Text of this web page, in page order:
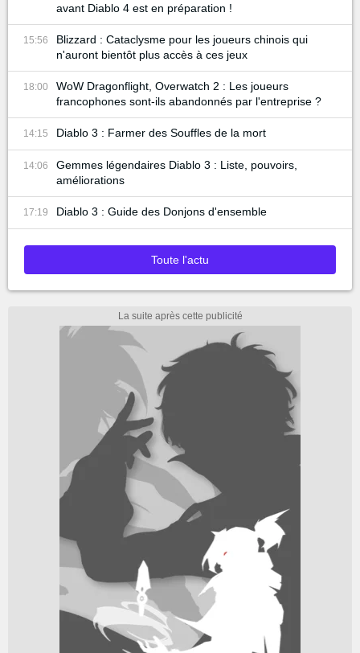
avant Diablo 4 est en préparation !
15:56
Blizzard : Cataclysme pour les joueurs chinois qui
n'auront bientôt plus accès à ces jeux
18:00
WoW Dragonflight, Overwatch 2 : Les joueurs
francophones sont-ils abandonnés par l'entreprise ?
14:15 Diablo 3 : Farmer des Souffles de la mort
14:06
Gemmes légendaires Diablo 3 : Liste, pouvoirs,
améliorations
17:19 Diablo 3 : Guide des Donjons d'ensemble
Toute l'actu